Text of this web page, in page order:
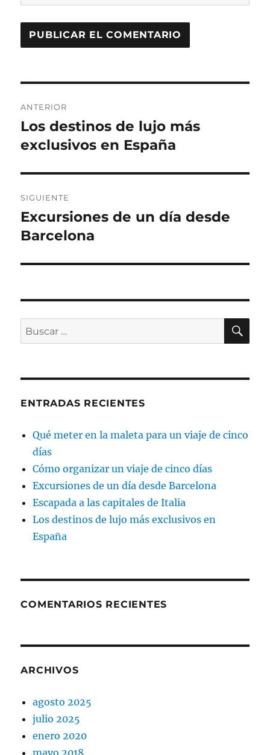
de
entradas
ANTERIOR
Entrada
anterior:
Los destinos de lujo más
exclusivos en España
SIGUIENTE
Entrada
siguiente:
Excursiones de un día desde
Barcelona
Buscar
por:
ENTRADAS RECIENTES
Qué meter en la maleta para un viaje de cinco
días
Cómo organizar un viaje de cinco días
Excursiones de un día desde Barcelona
Escapada a las capitales de Italia
Los destinos de lujo más exclusivos en
España
COMENTARIOS RECIENTES
ARCHIVOS
agosto 2025
julio 2025
enero 2020
mayo 2018